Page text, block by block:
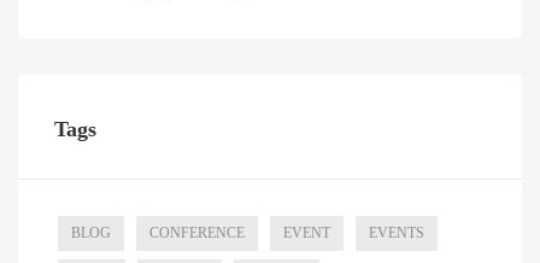
Tags
BLOG CONFERENCE EVENT EVENTS